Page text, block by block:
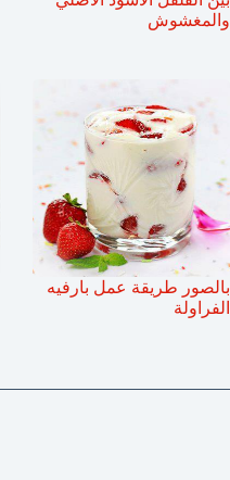
والمغشوش
بالصور طريقة عمل بارفيه
الفراولة